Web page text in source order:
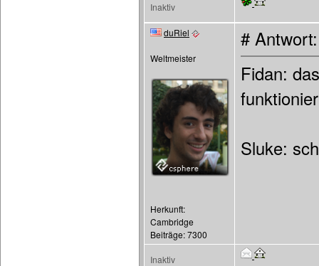
Inaktiv
duRiel
Weltmeister
Herkunft:
Cambridge
Beiträge: 7300
#
Fidan:
Sluke:
Inaktiv